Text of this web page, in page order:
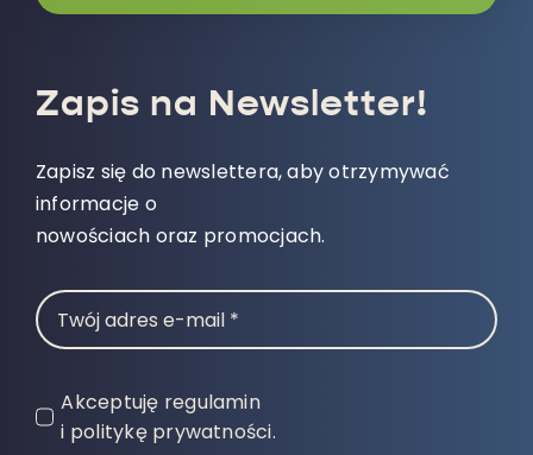
Zapis na Newsletter!
Zapisz się do newslettera, aby otrzymywać
informacje o
nowościach oraz promocjach.
Akceptuję regulamin
i politykę prywatności.